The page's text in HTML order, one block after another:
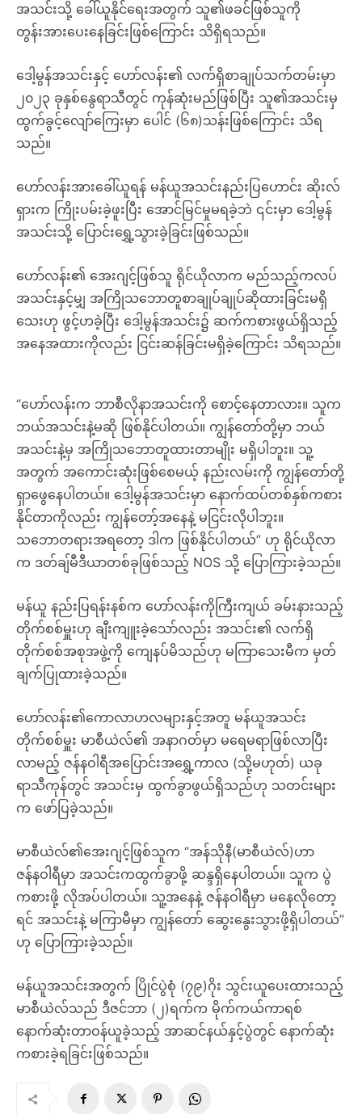
အသင်းသို့ ခေါ်ယူနိုင်ရေးအတွက် သူ၏ဖခင်ဖြစ်သူကို
တွန်းအားပေးနေခြင်းဖြစ်ကြောင်း သိရှိရသည်။
ဒေါ့မွန်အသင်းနှင့် ဟော်လန်း၏ လက်ရှိစာချုပ်သက်တမ်းမှာ
၂၀၂၃ ခုနှစ်နွေရာသီတွင် ကုန်ဆုံးမည်ဖြစ်ပြီး သူ၏အသင်းမှ
ထွက်ခွင့်လျော်ကြေးမှာ ပေါင် (၆၈)သန်းဖြစ်ကြောင်း သိရ
သည်။
ဟော်လန်းအားခေါ်ယူရန် မန်ယူအသင်းနည်းပြဟောင်း ဆိုးလ်
ရှားက ကြိုးပမ်းခဲ့ဖူးပြီး အောင်မြင်မှုမရခဲ့ဘဲ ၎င်းမှာ ဒေါ့မွန်
အသင်းသို့ ပြောင်းရွှေ့သွားခဲ့ခြင်းဖြစ်သည်။
ဟော်လန်း၏ အေးဂျင့်ဖြစ်သူ ရိုင်ယိုလာက မည်သည့်ကလပ်
အသင်းနှင့်မျှ အကြိုသဘောတူစာချုပ်ချုပ်ဆိုထားခြင်းမရှိ
သေးဟု ဖွင့်ဟခဲ့ပြီး ဒေါ့မွန်အသင်း၌ ဆက်ကစားဖွယ်ရှိသည့်
အနေအထားကိုလည်း ငြင်းဆန်ခြင်းမရှိခဲ့ကြောင်း သိရသည်။
“ဟော်လန်းက ဘာစီလိုနာအသင်းကို စောင့်နေတာလား။ သူက
ဘယ်အသင်းနဲ့မဆို ဖြစ်နိုင်ပါတယ်။ ကျွန်တော်တို့မှာ ဘယ်
အသင်းနဲ့မှ အကြိုသဘောတူထားတာမျိုး မရှိပါဘူး။ သူ့
အတွက် အကောင်းဆုံးဖြစ်စေမယ့် နည်းလမ်းကို ကျွန်တော်တို့
ရှာဖွေနေပါတယ်။ ဒေါ့မွန်အသင်းမှာ နောက်ထပ်တစ်နှစ်ကစား
နိုင်တာကိုလည်း ကျွန်တော့်အနေနဲ့ မငြင်းလိုပါဘူး။
သဘောတရားအရတော့ ဒါက ဖြစ်နိုင်ပါတယ်” ဟု ရိုင်ယိုလာ
က ဒတ်ချ်မီဒီယာတစ်ခုဖြစ်သည့် NOS သို့ ပြောကြားခဲ့သည်။
မန်ယူ နည်းပြရန်းနစ်က ဟော်လန်းကိုကြီးကျယ် ခမ်းနားသည့်
တိုက်စစ်မှူးဟု ချီးကျူးခဲ့သော်လည်း အသင်း၏ လက်ရှိ
တိုက်စစ်အစုအဖွဲ့ကို ကျေနပ်မိသည်ဟု မကြာသေးမီက မှတ်
ချက်ပြုထားခဲ့သည်။
ဟော်လန်း၏ကောလာဟလများနှင့်အတူ မန်ယူအသင်း
တိုက်စစ်မှူး မာစီယဲလ်၏ အနာဂတ်မှာ မရေမရာဖြစ်လာပြီး
လာမည့် ဇန်နဝါရီအပြောင်းအရွှေ့ကာလ (သို့မဟုတ်) ယခု
ရာသီကုန်တွင် အသင်းမှ ထွက်ခွာဖွယ်ရှိသည်ဟု သတင်းများ
က ဖော်ပြခဲ့သည်။
မာစီယဲလ်၏အေးဂျင့်ဖြစ်သူက “အန်သိုနီ(မာစီယဲလ်)ဟာ
ဇန်နဝါရီမှာ အသင်းကထွက်ခွာဖို့ ဆန္ဒရှိနေပါတယ်။ သူက ပွဲ
ကစားဖို့ လိုအပ်ပါတယ်။ သူ့အနေနဲ့ ဇန်နဝါရီမှာ မနေလိုတော့
ရင် အသင်းနဲ့ မကြာမီမှာ ကျွန်တော် ဆွေးနွေးသွားဖို့ရှိပါတယ်”
ဟု ပြောကြားခဲ့သည်။
မန်ယူအသင်းအတွက် ပြိုင်ပွဲစုံ (၇၉)ဂိုး သွင်းယူပေးထားသည့်
မာစီယဲလ်သည် ဒီဇင်ဘာ (၂)ရက်က မိုက်ကယ်ကာရစ်
နောက်ဆုံးတာဝန်ယူခဲ့သည့် အာဆင်နယ်နှင့်ပွဲတွင် နောက်ဆုံး
ကစားခဲ့ရခြင်းဖြစ်သည်။